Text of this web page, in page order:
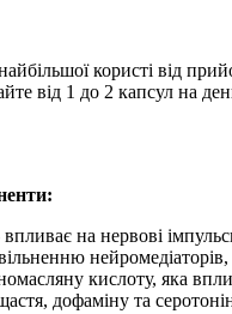
користі від
від 1 до 2 капсул на
впливає на нервові
кислоту, яка
дофаміну та